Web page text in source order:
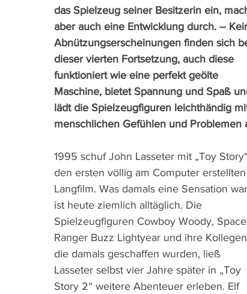
das Spielzeug seiner Besitzerin ein,
aber auch eine Entwicklung durch. –
Abnützungserscheinungen finden sich
dieser vierten Fortsetzung, auch diese
funktioniert wie eine perfekt geölte
Maschine, bietet Spannung und Spaß
lädt die Spielzeugfiguren leichthändig
menschlichen Gefühlen und Problemen
1995 schuf John Lasseter mit „Toy Story“
den ersten völlig am Computer erstellten
Langfilm. Was damals eine Sensation
ist heute ziemlich alltäglich. Die
Spielzeugfiguren Cowboy Woody,
Ranger Buzz Lightyear und ihre
die damals geschaffen wurden, ließ
Lasseter selbst vier Jahre später in „Toy
Story 2“ weitere Abenteuer erleben. Elf